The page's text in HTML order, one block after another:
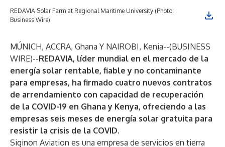
REDAVIA Solar Farm at Regional Maritime University (Photo:
Business Wire)
MÚNICH, ACCRA, Ghana Y NAIROBI, Kenia--(BUSINESS
WIRE)--REDAVIA, líder mundial en el mercado de la
energía solar rentable, fiable y no contaminante
para empresas, ha firmado cuatro nuevos contratos
de arrendamiento con capacidad de recuperación
de la COVID-19 en Ghana y Kenya, ofreciendo a las
empresas seis meses de energía solar gratuita para
resistir la crisis de la COVID.
Siginon Aviation es una empresa de servicios en tierra